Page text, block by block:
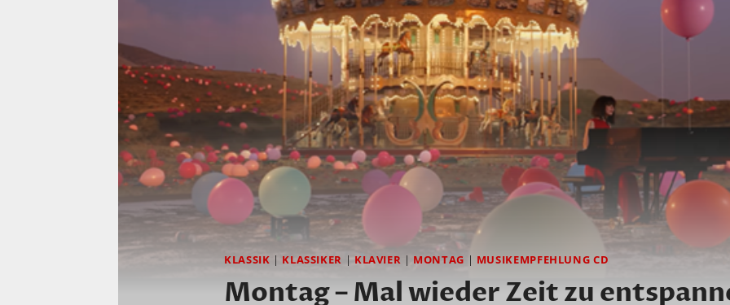
KLASSIK | KLASSIKER | KLAVIER | MONTAG | MUSIKEMPFEHLUNG CD
Montag – Mal wieder Zeit zu